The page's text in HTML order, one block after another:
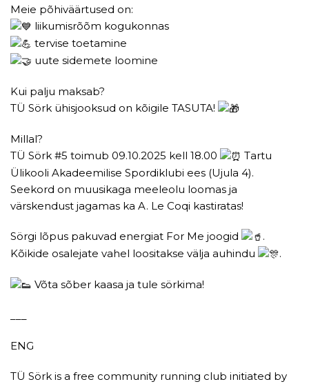
Meie põhiväärtused on:
liikumisrõõm kogukonnas
tervise toetamine
uute sidemete loomine
Kui palju maksab?
TÜ Sörk ühisjooksud on kõigile TASUTA!
Millal?
TÜ Sörk #5 toimub 09.10.2025 kell 18.00
Tartu
Ülikooli Akadeemilise Spordiklubi ees (Ujula 4).
Seekord on muusikaga meeleolu loomas ja
värskendust jagamas ka A. Le Coqi kastiratas!
Sörgi lõpus pakuvad energiat For Me joogid
.
Kõikide osalejate vahel loositakse välja auhindu
.
Võta sõber kaasa ja tule sörkima!
ENG
TÜ Sörk is a free community running club initiated by